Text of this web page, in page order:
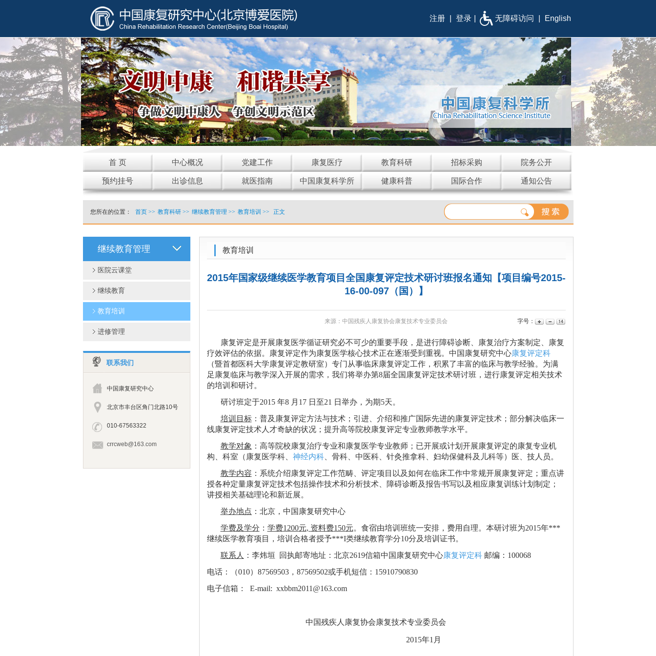
注册 登录 无障碍访问 English
首 页 中心概况 党建工作 康复医疗 教育科研 招标采购 院务公开
预约挂号 出诊信息 就医指南 中国康复科学所 健康科普 国际合作 通知公告
您所在的位置： 首页>> 教育科研>> 继续教育管理 >> 教育培训 >> 正文
继续教育管理
医院云课堂
继续教育
教育培训
进修管理
联系我们
中国康复研究中心
北京市丰台区角门北路10号
010-67563322
crrcweb@163.com
教育培训
2015年国家级继续医学教育项目全国康复评定技术研讨班报名通知【项目编号2015-
16-00-097（国）】
来源：中国残疾人康复协会康复技术专业委员会 字号：
康复评定是开展康复医学循证研究必不可少的重要手段，是进行障碍诊断、康复治疗方案制定、康复
疗效评估的依据。
康复评定作为康复医学核心技术正在逐渐受到重视。中国康复研究中心康复评定科
（暨首都医科大学康复评定教研室）专门从事临床康复评定工作，积累了丰富的临床与教学经验。为满
足康复临床与教学深入开展的需求，我们将举办第8届全国康复评定技术研讨班，进行康复评定相关技术
的培训和研讨。
研讨班定于2015 年8 月 17 日至21 日 举办，为期5天。
培训目标：普及康复评定方法与技术；引进、介绍和推广国际先进的康复评定技术；部分解决临床一
线康复评定技术人才奇缺的状况；提升高等院校康复评定专业教师教学水平。
教学对象 ：高等院校康复治疗专业和康复医学专业教师；已开展或计划开展康复评定的康复专业机
构、科室（康复医学科、 神经内科、骨科、中医科、针灸推拿科、妇幼保健科及儿科等）医、技人员。
教学内容 ：系统介绍康复评定工作范畴、评定项目以及如何在临床工作中常规开展康复评定；重点讲
授各种定量康复评定技术包括操作技术和分析技术、障碍诊断及报告书写以及相应康复训练计划制定；
讲授相关基础理论和新近展。
举办地点 ：北京，中国康复研究中心
学费及学分 ： 学费1200元, 资料费150元。食宿由培训班统一安排，费用自理。本研讨班为2015年***
继续医学教育项目，培训合格者授予***I类继续教育学分10分及培训证书。
联系人
：李炜垣 回执邮寄地址：北京2619信箱中国康复研究中心康复评定科 邮编： 100068
电话：（010） 87569503， 87569502或手机短信： 15910790830
电子信箱：
E-mail: xxbbm2011 @163.com
中国残疾人康复协会康复技术专业委员会
2015年1 月